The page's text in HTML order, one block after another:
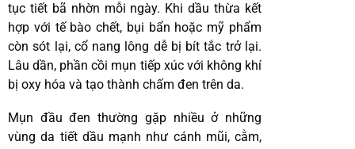
tục tiết bã nhờn mỗi ngày. Khi dầu thừa kết
hợp với tế bào chết, bụi bẩn hoặc mỹ phẩm
còn sót lại, cổ nang lông dễ bị bít tắc trở lại.
Lâu dần, phần cồi mụn tiếp xúc với không khí
bị oxy hóa và tạo thành chấm đen trên da.
Mụn đầu đen thường gặp nhiều ở những
vùng da tiết dầu mạnh như cánh mũi, cằm,